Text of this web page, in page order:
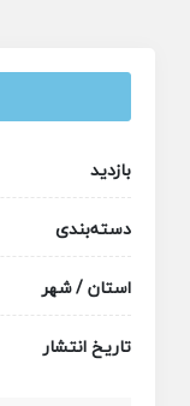
بازدید
دسته‌بندی
استان / شهر
تاریخ انتشار